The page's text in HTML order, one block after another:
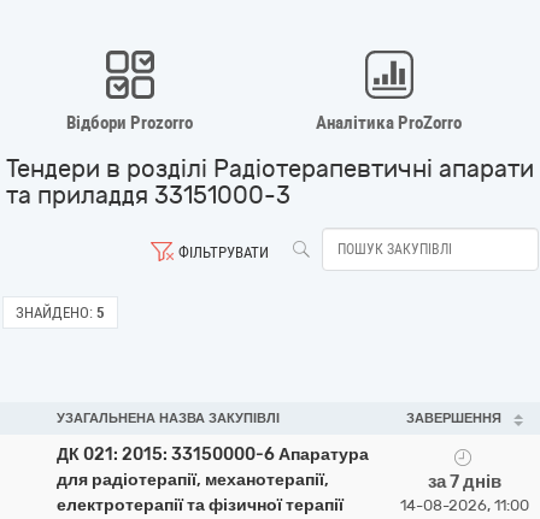
Відбори Prozorro Аналітика ProZorro
Тендери в розділі Радіотерапевтичні апарати
та приладдя 33151000-3
ФІЛЬТРУВАТИ
ЗНАЙДЕНО: 5
УЗАГАЛЬНЕНА НАЗВА ЗАКУПІВЛІ ЗАВЕРШЕННЯ
ДК 021: 2015: 33150000-6 Апаратура
для радіотерапії, механотерапії,
електротерапії та фізичної терапії
за 7 днів
14-08-2026, 11:00